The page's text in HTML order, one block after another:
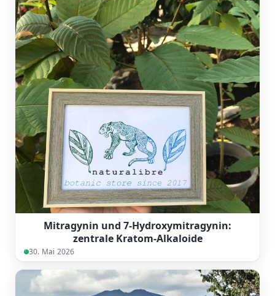
Mitragynin und 7-Hydroxymitragynin:
zentrale Kratom-Alkaloide
30. Mai 2026